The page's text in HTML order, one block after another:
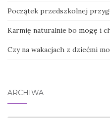
Początek przedszkolnej
Karmię naturalnie bo mogę i
Czy na wakacjach z dziećmi
ARCHIWA